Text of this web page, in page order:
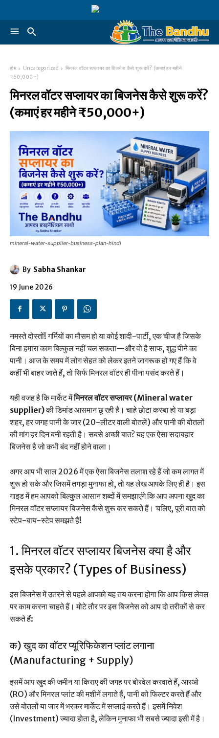
होम Uncategorized
मिनरल वॉटर सप्लायर का बिजनेस कैसे शुरू करें? (कमाएं हर महीने
₹50,000+)
मिनरल वॉटर सप्लायर का बिजनेस कैसे शुरू करें?
(कमाएं हर महीने ₹50,000+)
mineral-water-supplier-business-plan-hindi
By Sabha Shankar
19 June 2026
नमस्ते दोस्तों! गर्मियों का मौसम हो या कोई शादी-पार्टी, एक चीज है जिसके
बिना हमारा काम बिल्कुल नहीं चल सकता—और वो है साफ, शुद्ध पीने का
पानी। आज के समय में लोग सेहत को लेकर इतने जागरूक हो गए हैं कि वे
कहीं भी बाहर जाते हैं, तो सिर्फ मिनरल वॉटर ही पीना पसंद करते हैं।
यही वजह है कि मार्केट मेंमिनरल वॉटर सप्लायर (Mineral water
supplier)की डिमांड आसमान छू रही है। चाहे छोटा कस्बा हो या बड़ा
शहर, हर जगह पानी के जार (20-लीटर वाली बोतलें) और पानी की बोतलों
की मांग हर दिन बनी रहती है। सबसे अच्छी बात? यह एक ऐसा सदाबहार
बिजनेस है जो कभी बंद नहीं होने वाला।
अगर आप भी साल 2026 में एक ऐसा बिजनेस तलाश रहे हैं जो कम लागत में
शुरू हो सके और जिसमें तगड़ा मुनाफा हो, तो यह लेख आपके लिए ही है। इस
गाइड में हम आपको बिल्कुल आसान शब्दों में समझाएंगे कि आप अपना खुद का
मिनरल वॉटर सप्लायर बिजनेस कैसे शुरू कर सकते हैं। चलिए, पूरी बात को
स्टेप-बाय-स्टेप समझते हैं!
1. मिनरल वॉटर सप्लायर बिजनेस क्या है और
इसके प्रकार? (Types of Business)
इस बिजनेस में उतरने से पहले आपको यह तय करना होगा कि आप किस लेवल
पर काम करना चाहते हैं। मोटे तौर पर इस बिजनेस को आप दो तरीकों से कर
सकते हैं:
क) खुद का वॉटर प्यूरिफिकेशन प्लांट लगाना
(Manufacturing + Supply)
इसमें आप खुद की जमीन या किराए की जगह पर बोरवेल करवाते हैं, आरओ
(RO) और मिनरल प्लांट की मशीनें लगाते हैं, पानी को फिल्टर करते हैं और
उसे बोतलों या जार में भरकर मार्केट में सप्लाई करते हैं। इसमें निवेश
(Investment) ज्यादा होता है, लेकिन मुनाफा भी सबसे ज्यादा इसी में है।